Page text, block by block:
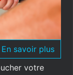
En savoir plus
votre